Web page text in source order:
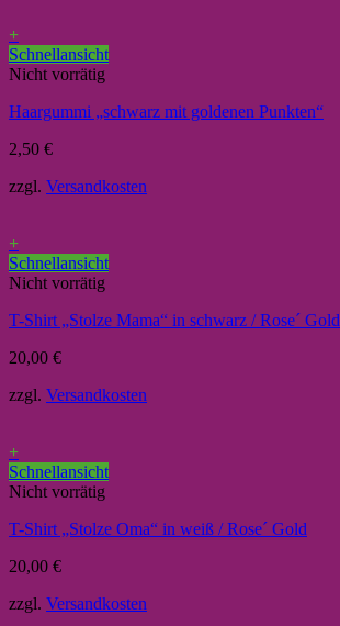
+
Schnellansicht
Nicht vorrätig
Haargummi „schwarz mit goldenen Punkten“
2,50 €
zzgl. Versandkosten
+
Schnellansicht
Nicht vorrätig
T-Shirt „Stolze Mama“ in schwarz / Rose´ Gold
20,00 €
zzgl. Versandkosten
+
Schnellansicht
Nicht vorrätig
T-Shirt „Stolze Oma“ in weiß / Rose´ Gold
20,00 €
zzgl. Versandkosten